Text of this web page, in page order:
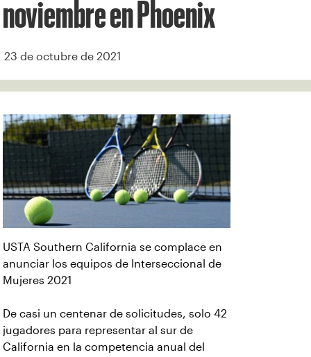
noviembre en Phoenix
23 de octubre de 2021
USTA Southern California se complace en
anunciar los equipos de Interseccional de
Mujeres 2021
De casi un centenar de solicitudes, solo 42
jugadores para representar al sur de
California en la competencia anual del